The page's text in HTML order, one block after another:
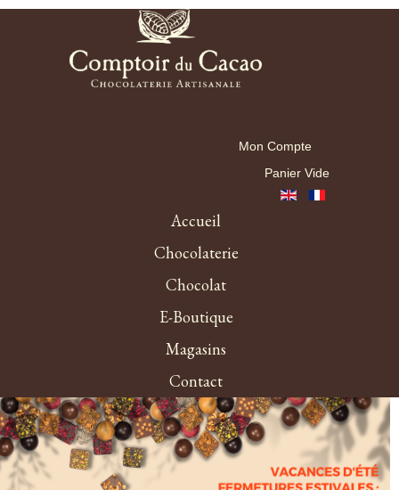
Mon Compte
Panier Vide
Accueil
Chocolaterie
Chocolat
E-Boutique
Magasins
Contact